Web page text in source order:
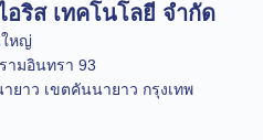
อริส เทคโนโลยี จำกัด
หญ่
ามอินทรา 93
ยาว เขตคันนายาว กรุงเทพ